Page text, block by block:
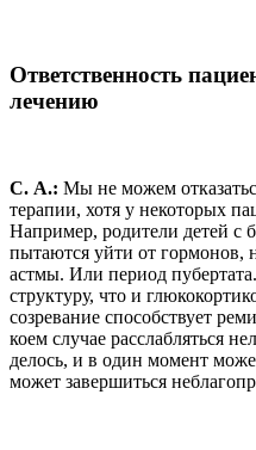
Ответственность
лечению
С. А.: Мы не можем
терапии, хотя у некоторых
Например, родители детей с
пытаются уйти от гормонов,
астмы. Или период
структуру, что и
созревание способствует
коем случае расслабляться
делось, и в один момент
может завершиться